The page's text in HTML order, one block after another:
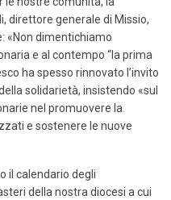
direttore generale di Missio,
«Non dimentichiamo
e al contempo “la prima
ha spesso rinnovato l’invito
solidarietà, insistendo «sul
nel promuovere la
e sostenere le nuove
il calendario degli
della nostra diocesi a cui